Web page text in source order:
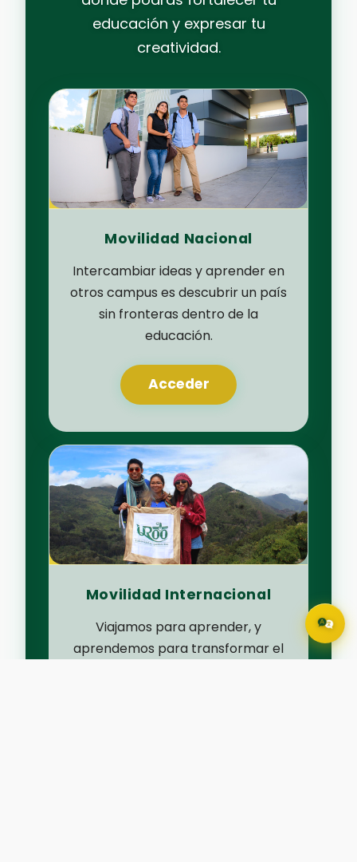
educación y expresar tu
creatividad.
Movilidad Nacional
Intercambiar ideas y aprender en
otros campus es descubrir un país
sin fronteras dentro de la
educación.
Acceder
Movilidad Internacional
Viajamos para aprender, y
aprendemos para transformar el